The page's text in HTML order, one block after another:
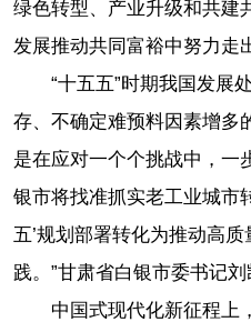
绿色转型、产业升级和共建
发展推动共同富裕中努力走
“十五五”时期我国发展
存、不确定难预料因素增多
是在应对一个个挑战中，一
银市将找准抓实老工业城市
五’规划部署转化为推动高
践。”甘肃省白银市委书记刘
中国式现代化新征程上